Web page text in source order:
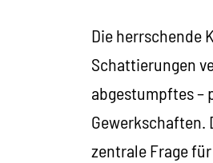
Die herrschende
Schattierungen
abgestumpftes –
Gewerkschaften.
zentrale Frage